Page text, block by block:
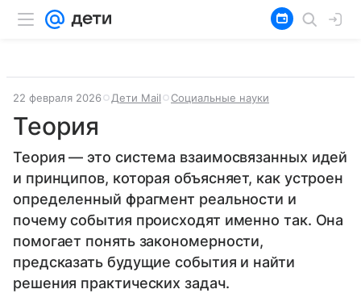
22 февраля 2026 Дети Mail Социальные науки
Теория
Теория — это система взаимосвязанных идей
и принципов, которая объясняет, как устроен
определенный фрагмент реальности и
почему события происходят именно так. Она
помогает понять закономерности,
предсказать будущие события и найти
решения практических задач.